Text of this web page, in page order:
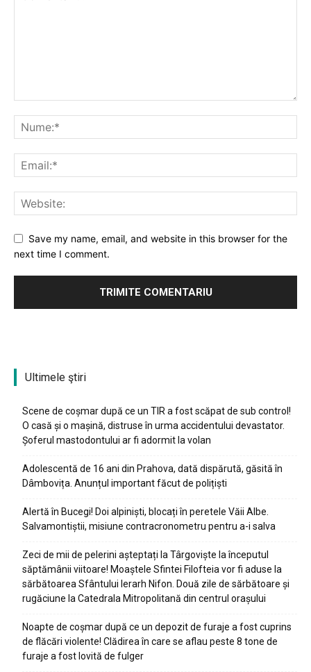
Save my name, email, and website in this browser for the
next time I comment.
Ultimele ştiri
Scene de coșmar după ce un TIR a fost scăpat de sub control!
O casă și o mașină, distruse în urma accidentului devastator.
Șoferul mastodontului ar fi adormit la volan
Adolescentă de 16 ani din Prahova, dată dispărută, găsită în
Dâmbovița. Anunțul important făcut de polițiști
Alertă în Bucegi! Doi alpiniști, blocați în peretele Văii Albe.
Salvamontiștii, misiune contracronometru pentru a-i salva
Zeci de mii de pelerini așteptați la Târgoviște la începutul
săptămânii viitoare! Moaștele Sfintei Filofteia vor fi aduse la
sărbătoarea Sfântului Ierarh Nifon. Două zile de sărbătoare și
rugăciune la Catedrala Mitropolitană din centrul orașului
Noapte de coșmar după ce un depozit de furaje a fost cuprins
de flăcări violente! Clădirea în care se aflau peste 8 tone de
furaje a fost lovită de fulger